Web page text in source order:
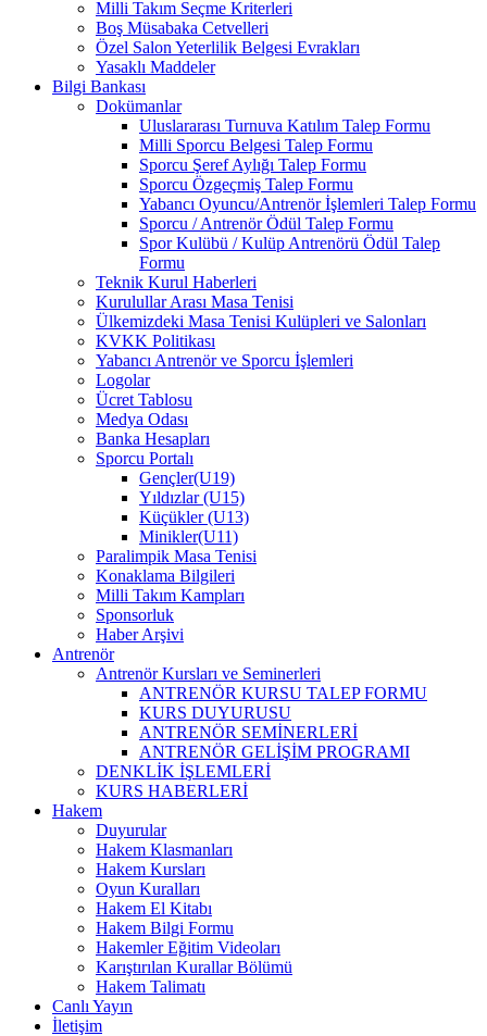
Milli Takım Seçme Kriterleri
Boş Müsabaka Cetvelleri
Özel Salon Yeterlilik Belgesi Evrakları
Yasaklı Maddeler
Bilgi Bankası
Dokümanlar
Uluslararası Turnuva Katılım Talep Formu
Milli Sporcu Belgesi Talep Formu
Sporcu Şeref Aylığı Talep Formu
Sporcu Özgeçmiş Talep Formu
Yabancı Oyuncu/Antrenör İşlemleri Talep Formu
Sporcu / Antrenör Ödül Talep Formu
Spor Kulübü / Kulüp Antrenörü Ödül Talep
Formu
Teknik Kurul Haberleri
Kurulullar Arası Masa Tenisi
Ülkemizdeki Masa Tenisi Kulüpleri ve Salonları
KVKK Politikası
Yabancı Antrenör ve Sporcu İşlemleri
Logolar
Ücret Tablosu
Medya Odası
Banka Hesapları
Sporcu Portalı
Gençler(U19)
Yıldızlar (U15)
Küçükler (U13)
Minikler(U11)
Paralimpik Masa Tenisi
Konaklama Bilgileri
Milli Takım Kampları
Sponsorluk
Haber Arşivi
Antrenör
Antrenör Kursları ve Seminerleri
ANTRENÖR KURSU TALEP FORMU
KURS DUYURUSU
ANTRENÖR SEMİNERLERİ
ANTRENÖR GELİŞİM PROGRAMI
DENKLİK İŞLEMLERİ
KURS HABERLERİ
Hakem
Duyurular
Hakem Klasmanları
Hakem Kursları
Oyun Kuralları
Hakem El Kitabı
Hakem Bilgi Formu
Hakemler Eğitim Videoları
Karıştırılan Kurallar Bölümü
Hakem Talimatı
Canlı Yayın
İletişim